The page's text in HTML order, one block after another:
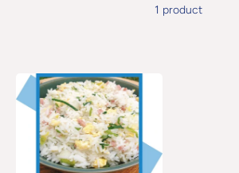
1 product